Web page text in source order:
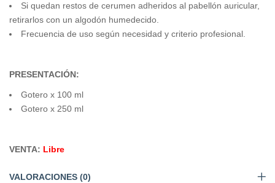
Si quedan restos de cerumen adheridos al pabellón auricular,
retirarlos con un algodón humedecido.
Frecuencia de uso según necesidad y criterio profesional.
PRESENTACIÓN:
Gotero x 100 ml
Gotero x 250 ml
VENTA: Libre
VALORACIONES (0)